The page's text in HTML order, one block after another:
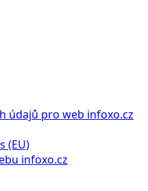
údajů pro web infoxo.cz
(EU)
infoxo.cz